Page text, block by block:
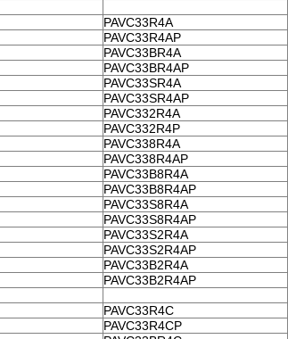
PAVC33R4A
PAVC33R4AP
PAVC33BR4A
PAVC33BR4AP
PAVC33SR4A
PAVC33SR4AP
PAVC332R4A
PAVC332R4P
PAVC338R4A
PAVC338R4AP
PAVC33B8R4A
PAVC33B8R4AP
PAVC33S8R4A
PAVC33S8R4AP
PAVC33S2R4A
PAVC33S2R4AP
PAVC33B2R4A
PAVC33B2R4AP
PAVC33R4C
PAVC33R4CP